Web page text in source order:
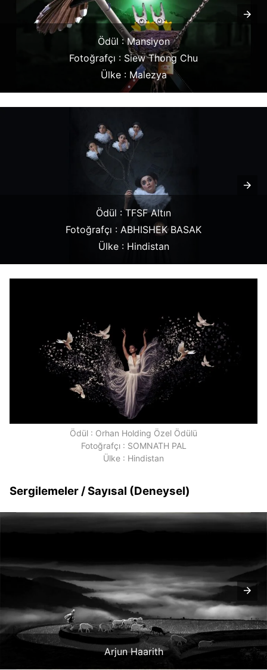
Ödül : Mansiyon
Fotoğrafçı : Siew Thong Chu
Ülke : Malezya
Ödül : TFSF Altın
Fotoğrafçı : ABHISHEK BASAK
Ülke : Hindistan
Ödül : Orhan Holding Özel Ödülü
Fotoğrafçı : SOMNATH PAL
Ülke : Hindistan
Sergilemeler / Sayısal (Deneysel)
Arjun Haarith